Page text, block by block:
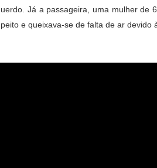
Já a passageira, uma mulher de
e queixava-se de falta de ar